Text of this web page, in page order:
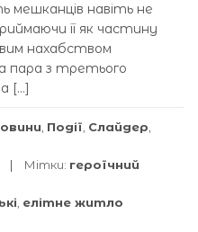
мешканців навіть не
її як частину
нахабством
пара з третього
[…]
Події Слайдер
Мітки: героїчний
елітне житло